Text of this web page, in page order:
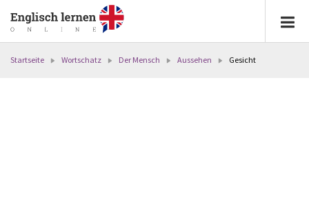
Startseite Wortschatz Der Mensch Aussehen Gesicht